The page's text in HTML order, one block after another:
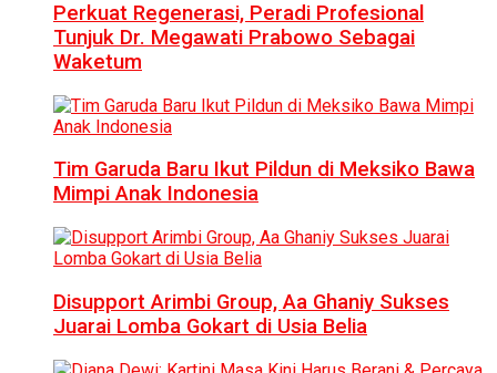
Perkuat Regenerasi, Peradi Profesional
Tunjuk Dr. Megawati Prabowo Sebagai
Waketum
Tim Garuda Baru Ikut Pildun di Meksiko Bawa
Mimpi Anak Indonesia
Disupport Arimbi Group, Aa Ghaniy Sukses
Juarai Lomba Gokart di Usia Belia